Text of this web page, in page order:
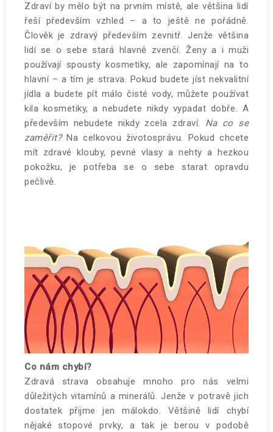
Zdraví by mělo být na prvním místě, ale většina lidí
řeší především vzhled – a to ještě ne pořádně.
Člověk je zdravý především zevnitř. Jenže většina
lidí se o sebe stará hlavně zvenčí. Ženy a i muži
používají spousty kosmetiky, ale zapomínají na to
hlavní – a tím je strava. Pokud budete jíst nekvalitní
jídla a budete pít málo čisté vody, můžete používat
kila kosmetiky, a nebudete nikdy vypadat dobře. A
především nebudete nikdy zcela zdraví. Na co se
zaměřit?Na celkovou životosprávu. Pokud chcete
mít zdravé klouby, pevné vlasy a nehty a hezkou
pokožku, je potřeba se o sebe starat opravdu
pečlivě.
Co nám chybí?
Zdravá strava obsahuje mnoho pro nás velmi
důležitých vitamínů a minerálů. Jenže v potravě jich
dostatek přijme jen málokdo. Většině lidí chybí
nějaké stopové prvky, a tak je berou v podobě